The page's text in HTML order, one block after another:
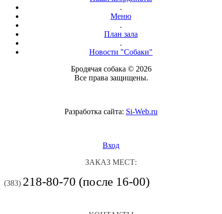
.
Меню
.
План зала
.
Новости "Собаки"
Бродячая собака © 2026
Все права защищены.
Разработка сайта: Si-Web.ru
Вход
ЗАКАЗ МЕСТ:
(383) 218-80-70 (после 16-00)